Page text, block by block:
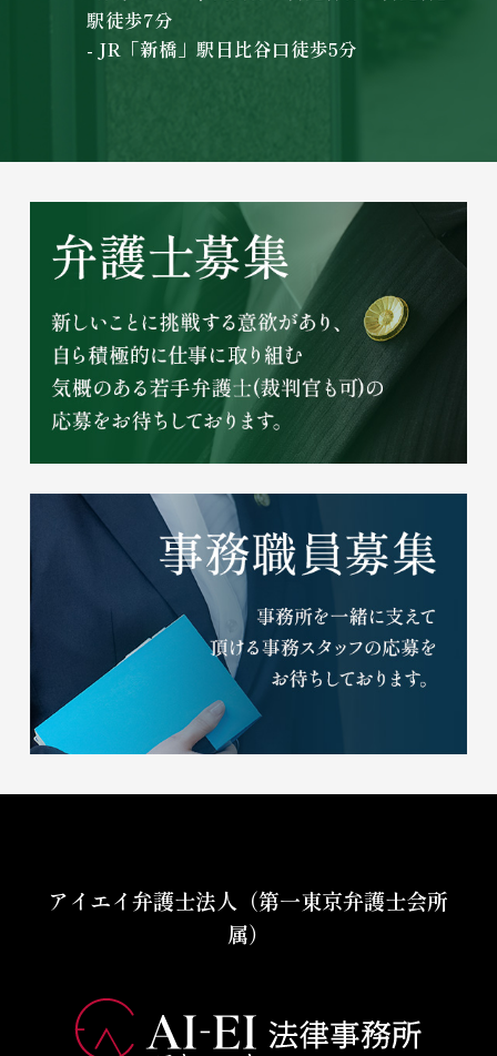
駅徒歩7分
- JR「新橋」駅日比谷口徒歩5分
アイエイ弁護士法人（第一東京弁護士会所
属）